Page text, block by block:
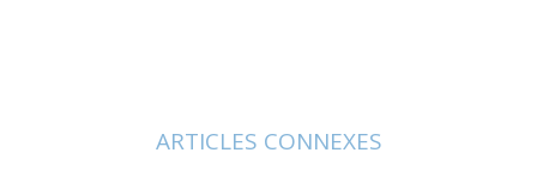
ARTICLES CONNEXES